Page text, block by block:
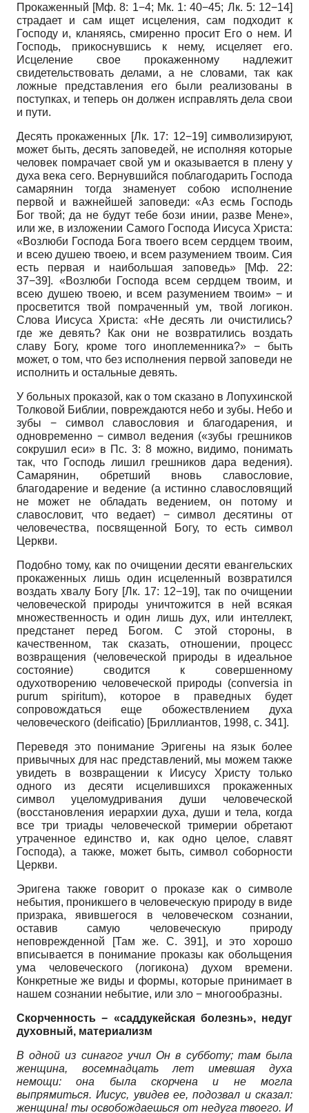
Прокаженный [Мф. 8: 1−4; Мк. 1: 40−45; Лк. 5: 12−14]
страдает и сам ищет исцеления, сам подходит к
Господу и, кланяясь, смиренно просит Его о нем. И
Господь, прикоснувшись к нему, исцеляет его.
Исцеление свое прокаженному надлежит
свидетельствовать делами, а не словами, так как
ложные представления его были реализованы в
поступках, и теперь он должен исправлять дела свои
и пути.
Десять прокаженных [Лк. 17: 12−19] символизируют,
может быть, десять заповедей, не исполняя которые
человек помрачает свой ум и оказывается в плену у
духа века сего. Вернувшийся поблагодарить Господа
самарянин тогда знаменует собою исполнение
первой и важнейшей заповеди: «Аз есмь Господь
Бог твой; да не будут тебе бози инии, разве Мене»,
или же, в изложении Самого Господа Иисуса Христа:
«Возлюби Господа Бога твоего всем сердцем твоим,
и всею душею твоею, и всем разумением твоим. Сия
есть первая и наибольшая заповедь» [Мф. 22:
37−39]. «Возлюби Господа всем сердцем твоим, и
всею душею твоею, и всем разумением твоим» − и
просветится твой помраченный ум, твой логикон.
Слова Иисуса Христа: «Не десять ли очистились?
где же девять? Как они не возвратились воздать
славу Богу, кроме того иноплеменника?» − быть
может, о том, что без исполнения первой заповеди не
исполнить и остальные девять.
У больных проказой, как о том сказано в Лопухинской
Толковой Библии, повреждаются небо и зубы. Небо и
зубы − символ славословия и благодарения, и
одновременно − символ ведения («зубы грешников
сокрушил еси» в Пс. 3: 8 можно, видимо, понимать
так, что Господь лишил грешников дара ведения).
Самарянин, обретший вновь славословие,
благодарение и ведение (а истинно славословящий
не может не обладать ведением, он потому и
славословит, что ведает) − символ десятины от
человечества, посвященной Богу, то есть символ
Церкви.
Подобно тому, как по очищении десяти евангельских
прокаженных лишь один исцеленный возвратился
воздать хвалу Богу [Лк. 17: 12−19], так по очищении
человеческой природы уничтожится в ней всякая
множественность и один лишь дух, или интеллект,
предстанет перед Богом. С этой стороны, в
качественном, так сказать, отношении, процесс
возвращения (человеческой природы в идеальное
состояние) сводится к совершенному
одухотворению человеческой природы (conversia in
purum spiritum), которое в праведных будет
сопровождаться еще обожествлением духа
человеческого (deificatio) [Бриллиантов, 1998, с. 341].
Переведя это понимание Эригены на язык более
привычных для нас представлений, мы можем также
увидеть в возвращении к Иисусу Христу только
одного из десяти исцелившихся прокаженных
символ уцеломудривания души человеческой
(восстановления иерархии духа, души и тела, когда
все три триады человеческой тримерии обретают
утраченное единство и, как одно целое, славят
Господа), а также, может быть, символ соборности
Церкви.
Эригена также говорит о проказе как о символе
небытия, проникшего в человеческую природу в виде
призрака, явившегося в человеческом сознании,
оставив самую человеческую природу
неповрежденной [Там же. С. 391], и это хорошо
вписывается в понимание проказы как обольщения
ума человеческого (логикона) духом времени.
Конкретные же виды и формы, которые принимает в
нашем сознании небытие, или зло − многообразны.
Скорченность − «саддукейская болезнь», недуг
духовный, материализм
В одной из синагог учил Он в субботу; там была
женщина, восемнадцать лет имевшая духа
немощи: она была скорчена и не могла
выпрямиться. Иисус, увидев ее, подозвал и сказал:
женщина! ты освобождаешься от недуга твоего. И